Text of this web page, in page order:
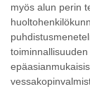
myös alun perin